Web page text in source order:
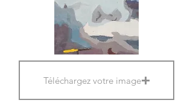
Téléchargez votre image